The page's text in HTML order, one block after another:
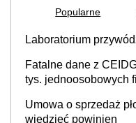
Popularne
Laboratorium
Fatalne dane z
tys. jednoosobowych
Umowa o sprzedaż
wiedzieć powinien